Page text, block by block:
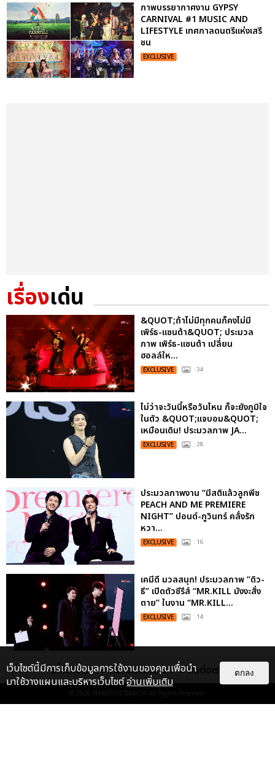
ภาพบรรยากาศงาน GYPSY
CARNIVAL #1 MUSIC AND
LIFESTYLE เทศกาลดนตรีแห่งเสรี
ชน
EXCLUSIVE
เรื่องเด่น
&QUOT;ถ้าไม่มีทุกคนก็คงไม่มี
เพิร์ธ-แซนต้า&QUOT; ประมวล
ภาพ เพิร์ธ-แซนต้า เปลี่ยน
ฮอลล์ให...
EXCLUSIVE : 34
ไม่ว่าจะวันนี้หรือวันไหน ก็จะยังภูมิใจ
ในตัว &QUOT;แจบอม&QUOT;
เหมือนเดิม! ประมวลภาพ JA...
EXCLUSIVE : 28
ประมวลภาพงาน “มีสติแล้วลูกพีช
PEACH AND ME PREMIERE
NIGHT” ปอนด์-ภูวินทร์ คลั่งรัก
หวา...
EXCLUSIVE : 16
เคมีดี มวลสนุก! ประมวลภาพ “ดิว-
ธี” เปิดตัวซีรีส์ “MR.KILL มังงะสั่ง
ตาย” ในงาน “MR.KILL...
EXCLUSIVE : 14
ประมวลภาพค่ำคืนแห่งความทรงจำ
ของ ITZY และมิดจีไทย ในวันที่
หัวใจส่องสว่างไปพร้อมกัน
EXCLUSIVE : 11
เกี่ยวกับเรา ติดต่อลงโฆษณา ติดต่อเรา
© 2026 THAITICKETMAJOR All Rights Reserved.
เว็บไซต์นี้มีการเก็บข้อมูลการใช้งานของคุณเพื่อนำ
มาใช้วางแผนและบริหารเว็บไซต์อ่านเพิ่มเติม
ตกลง